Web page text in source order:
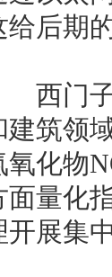
给后期
门子“
建筑领
氧化物
面量化
开展集